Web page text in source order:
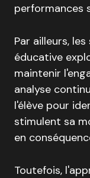
performances
Par ailleurs,
éducative
maintenir
analyse
l'élève pour
stimulent sa
en
Toutefois,